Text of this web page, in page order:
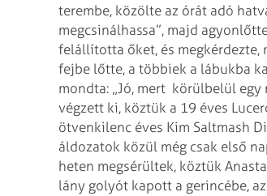
terembe, közölte az órát adó
megcsinálhassa”, majd
felállította őket, és
fejbe lőtte, a többiek a lábukba
mondta: „Jó, mert körülbelül
végzett ki, köztük a 19 éves
ötvenkilenc éves Kim Saltmash
áldozatok közül még csak első
heten megsérültek, köztük
lány golyót kapott a gerincébe,